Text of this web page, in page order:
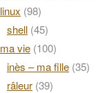
linux (98)
shell (45)
ma vie (100)
inès – ma fille (35)
râleur (39)